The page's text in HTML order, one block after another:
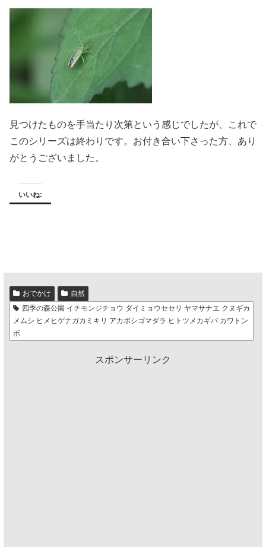
見つけたものを手当たり次第という感じでしたが、これで
このシリーズは終わりです。お付き合い下さった方、あり
がとうございました。
いいね:
おでかけ
自然
四季の森公園 イチモンジチョウ ダイミョウセセリ ヤマサナエ クヌギカ
メムシ ヒメヒゲナガカミキリ アカボシゴマダラ ヒトツメカギバ カワトン
ボ
スポンサーリンク